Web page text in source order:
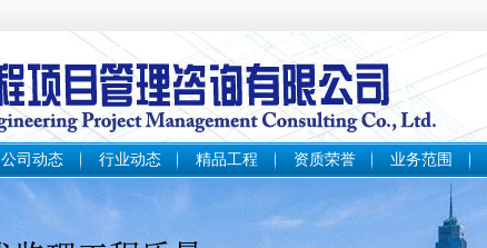
公司动态 行业动态 精品工程 资质荣誉 业务范围